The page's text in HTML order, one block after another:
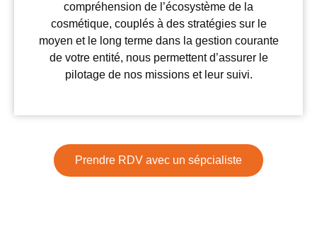
compréhension de l’écosystème de la
cosmétique, couplés à des stratégies sur le
moyen et le long terme dans la gestion courante
de votre entité, nous permettent d’assurer le
pilotage de nos missions et leur suivi.
Prendre RDV avec un sépcialiste